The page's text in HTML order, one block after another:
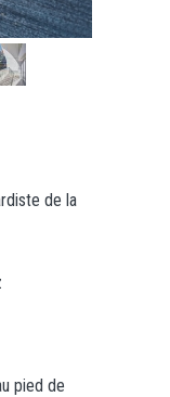
de la
pied de